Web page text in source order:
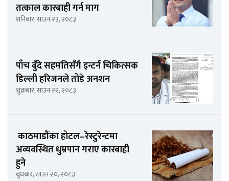
तत्काल कारबाही गर्न माग
शनिबार, साउन २३, २०८३
पाँच बुँदे सहमतिसँगै इन्टर्न चिकित्सक
डिल्ली हरिजनले तोडे अनशन
शुक्रबार, साउन २२, २०८३
काठमाडौंका होटल–रेस्टुरेन्टमा
अव्यवस्थित धुम्रपान गराए कारबाही
हुने
बुधबार, साउन २०, २०८३